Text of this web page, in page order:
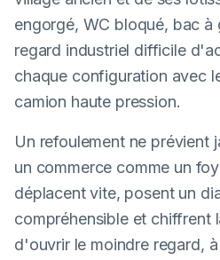
engorgé, WC bloqué, bac à
regard industriel difficile
chaque configuration avec
camion haute pression.
Un refoulement ne prévient
un commerce comme un
déplacent vite, posent un
compréhensible et chiffrent
d'ouvrir le moindre regard,